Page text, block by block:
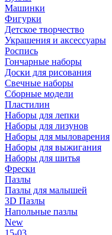
Машинки
Фигурки
Детское творчество
Украшения и аксессуары
Роспись
Гончарные наборы
Доски для рисования
Свечные наборы
Сборные модели
Пластилин
Наборы для лепки
Наборы для лизунов
Наборы для мыловарения
Наборы для выжигания
Наборы для шитья
Фрески
Пазлы
Пазлы для малышей
3D Пазлы
Напольные пазлы
New
15-03